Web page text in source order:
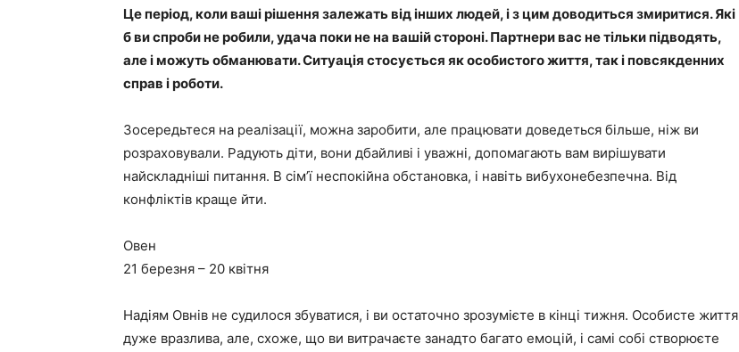
Це період, коли ваші рішення залежать від інших людей, і з цим доводиться змиритися. Які
б ви спроби не робили, удача поки не на вашій стороні. Партнери вас не тільки підводять,
але і можуть обманювати. Ситуація стосується як особистого життя, так і повсякденних
справ і роботи.
Зосередьтеся на реалізації, можна заробити, але працювати доведеться більше, ніж ви
розраховували. Радують діти, вони дбайливі і уважні, допомагають вам вирішувати
найскладніші питання. В сім’ї неспокійна обстановка, і навіть вибухонебезпечна. Від
конфліктів краще йти.
Овен
21 березня – 20 квітня
Надіям Овнів не судилося збуватися, і ви остаточно зрозумієте в кінці тижня. Особисте життя
дуже вразлива, але, схоже, що ви витрачаєте занадто багато емоцій, і самі собі створюєте